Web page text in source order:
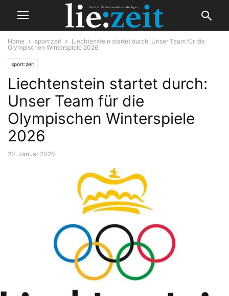
Home sport:zeit
Liechtenstein startet durch: Unser Team für die
Olympischen Winterspiele 2026
sport:zeit
Liechtenstein startet durch:
Unser Team für die
Olympischen Winterspiele
2026
20. Januar 2026